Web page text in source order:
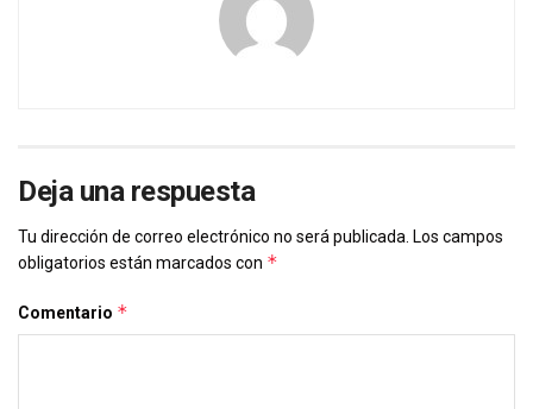
Deja una respuesta
Tu dirección de correo electrónico no será publicada. Los campos
obligatorios están marcados con *
Comentario *